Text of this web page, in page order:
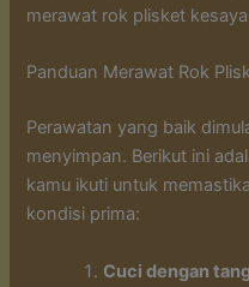
merawat rok plisket
Panduan Merawat Rok
Perawatan yang baik
menyimpan. Berikut ini
kamu ikuti untuk
kondisi prima:
Cuci dengan